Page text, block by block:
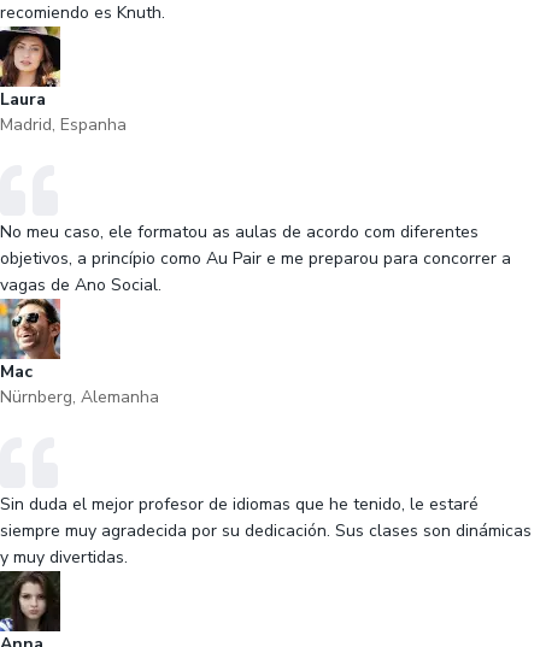
recomiendo es Knuth.
Laura
Madrid, Espanha
No meu caso, ele formatou as aulas de acordo com diferentes
objetivos, a princípio como Au Pair e me preparou para concorrer a
vagas de Ano Social.
Mac
Nürnberg, Alemanha
Sin duda el mejor profesor de idiomas que he tenido, le estaré
siempre muy agradecida por su dedicación. Sus clases son dinámicas
y muy divertidas.